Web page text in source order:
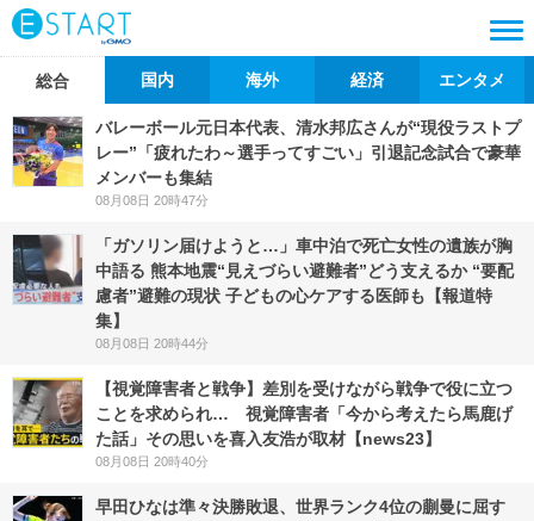
総合 国内 海外 経済 エンタメ
バレーボール元日本代表、清水邦広さんが“現役ラストプ
レー”「疲れたわ～選手ってすごい」引退記念試合で豪華
メンバーも集結
08月08日 20時47分
「ガソリン届けようと…」車中泊で死亡女性の遺族が胸
中語る 熊本地震“見えづらい避難者”どう支えるか “要配
慮者”避難の現状 子どもの心ケアする医師も【報道特
集】
08月08日 20時44分
【視覚障害者と戦争】差別を受けながら戦争で役に立つ
ことを求められ… 視覚障害者「今から考えたら馬鹿げ
た話」その思いを喜入友浩が取材【news23】
08月08日 20時40分
早田ひなは準々決勝敗退、世界ランク4位の蒯曼に屈す